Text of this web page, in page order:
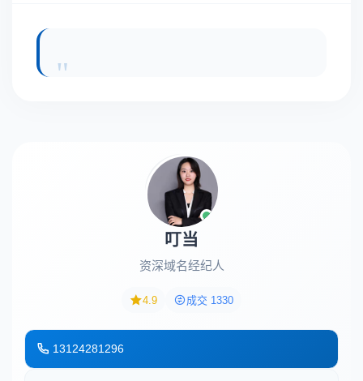
叮当
资深域名经纪人
4.9 成交 1330
13124281296